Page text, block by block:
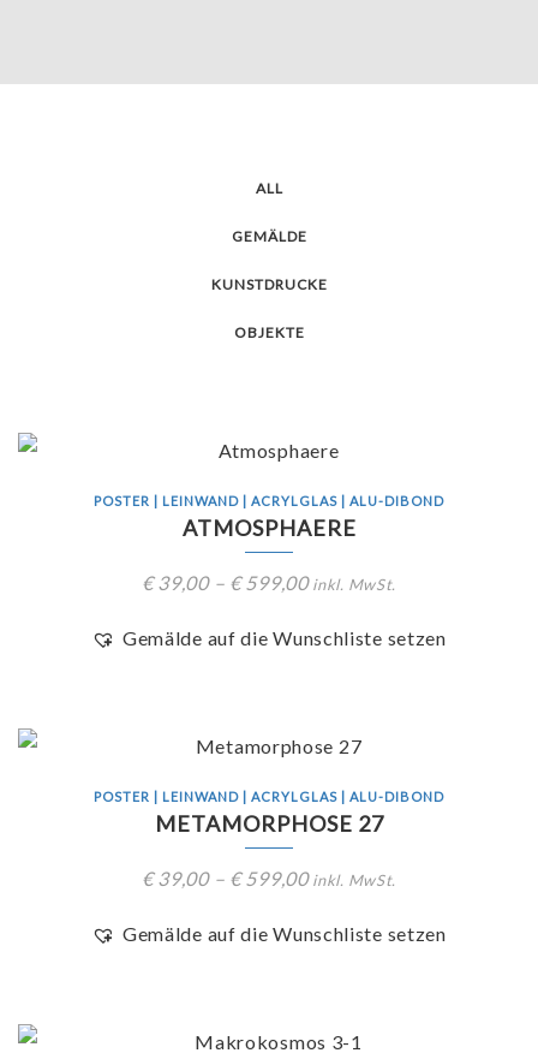
ALL
GEMÄLDE
KUNSTDRUCKE
OBJEKTE
POSTER | LEINWAND | ACRYLGLAS | ALU-DIBOND
ATMOSPHAERE
€39,00– €599,00 inkl. MwSt.
Gemälde auf die Wunschliste setzen
POSTER | LEINWAND | ACRYLGLAS | ALU-DIBOND
METAMORPHOSE 27
€39,00– €599,00 inkl. MwSt.
Gemälde auf die Wunschliste setzen